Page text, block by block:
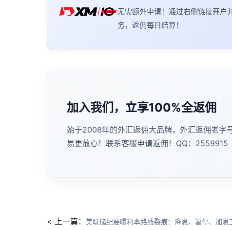
无需额外申请！通过右侧链接开户
务，返佣每日结算！
加入我们，立享100%全返佣
始于2008年的外汇返佣大品牌，外汇返佣老字
易更放心！联系客服申请返佣！QQ：2559915
< 上一篇： 美联储纪要曝利率路线裂痕：降息、暂停、加息